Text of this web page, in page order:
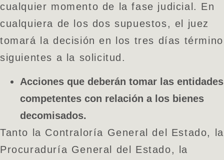
cualquier momento de la fase judicial. En
cualquiera de los dos supuestos, el juez
tomará la decisión en los tres días término
siguientes a la solicitud.
Acciones que deberán tomar las entidades
competentes con relación a los bienes
decomisados.
Tanto la Contraloría General del Estado, la
Procuraduría General del Estado, la